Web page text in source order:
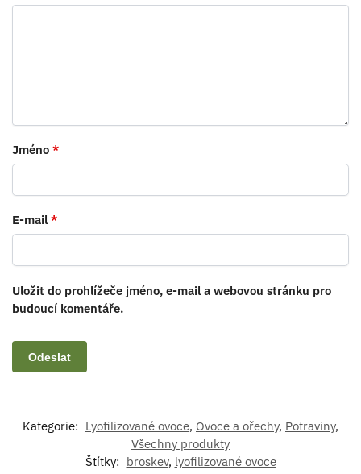
Jméno *
E-mail *
Uložit do prohlížeče jméno, e-mail a webovou stránku pro
budoucí komentáře.
Kategorie: Lyofilizované ovoce, Ovoce a ořechy, Potraviny,
Všechny produkty
Štítky: broskev, lyofilizované ovoce